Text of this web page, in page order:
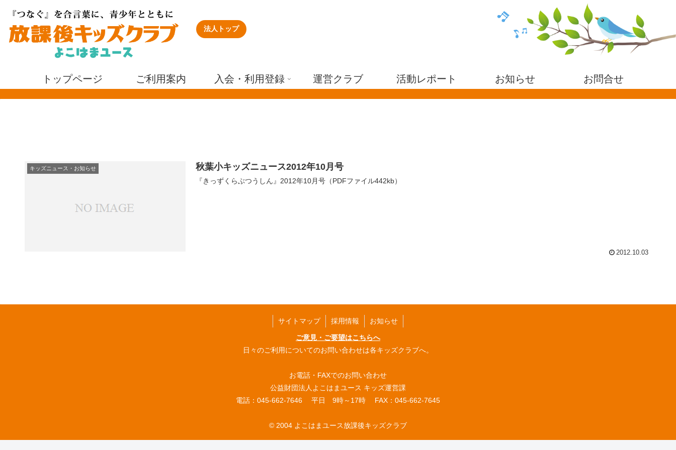
法人トップ
トップページ ご利用案内 入会・利用登録 運営クラブ 活動レポート お知らせ お問合せ
キッズニュース・お知らせ 秋葉小キッズニュース2012年10月号
『きっずくらぶつうしん』2012年10月号（PDFファイル442kb）
2012.10.03
サイトマップ 採用情報 お知らせ
ご意見・ご要望はこちらへ
日々のご利用についてのお問い合わせは各キッズクラブへ。
お電話・FAXでのお問い合わせ
公益財団法人よこはまユース キッズ運営課
電話：045-662-7646 平日 9時～17時 FAX：045-662-7645
© 2004 よこはまユース放課後キッズクラブ